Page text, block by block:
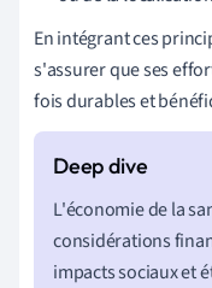
En intégrant ces
s'assurer que ses
fois durables et
L'économie de la
considérations
impacts sociaux et